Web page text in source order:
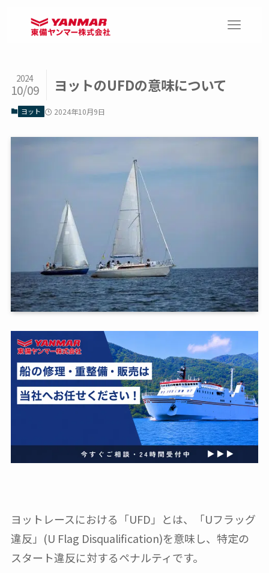
ヨットのUFDの意味について
2024
10/09
ヨット 2024年10月9日
ヨットレースにおける「UFD」とは、「Uフラッグ
違反」(U Flag Disqualification)を意味し、特定の
スタート違反に対するペナルティです。